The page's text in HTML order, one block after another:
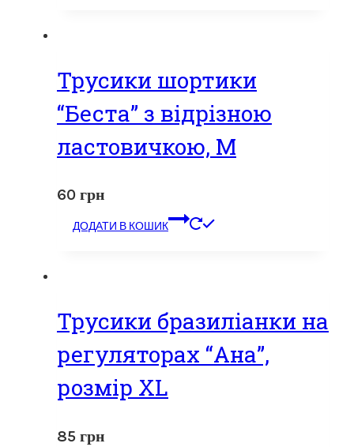
Трусики шортики
“Беста” з відрізною
ластовичкою, M
60 грн
ДОДАТИ В КОШИК
Трусики бразиліанки на
регуляторах “Ана”,
розмір XL
85 грн